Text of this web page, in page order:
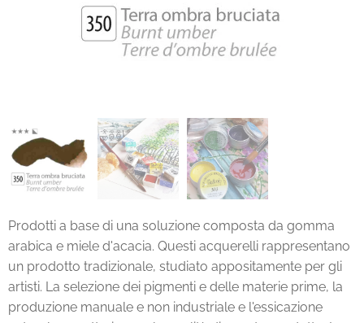
Prodotti a base di una soluzione composta da gomma
arabica e miele d'acacia. Questi acquerelli rappresentano
un prodotto tradizionale, studiato appositamente per gli
artisti. La selezione dei pigmenti e delle materie prime, la
produzione manuale e non industriale e l'essicazione